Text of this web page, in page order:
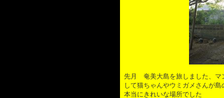
先月 奄美大島を旅しました、マ
して猫ちゃんやウミガメさんが
本当にきれいな場所でした